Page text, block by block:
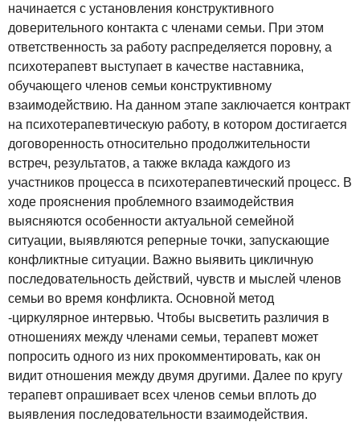
начинается с установления конструктивного
доверительного контакта с членами семьи. При этом
ответственность за работу распределяется поровну, а
психотерапевт выступает в качестве наставника,
обучающего членов семьи конструктивному
взаимодействию. На данном этапе заключается контракт
на психотерапевтическую работу, в котором достигается
договоренность относительно продолжительности
встреч, результатов, а также вклада каждого из
участников процесса в психотерапевтический процесс. В
ходе прояснения проблемного взаимодействия
выясняются особенности актуальной семейной
ситуации, выявляются реперные точки, запускающие
конфликтные ситуации. Важно выявить цикличную
последовательность действий, чувств и мыслей членов
семьи во время конфликта. Основной метод
-циркулярное интервью. Чтобы высветить различия в
отношениях между членами семьи, терапевт может
попросить одного из них прокомментировать, как он
видит отношения между двумя другими. Далее по кругу
терапевт опрашивает всех членов семьи вплоть до
выявления последовательности взаимодействия.